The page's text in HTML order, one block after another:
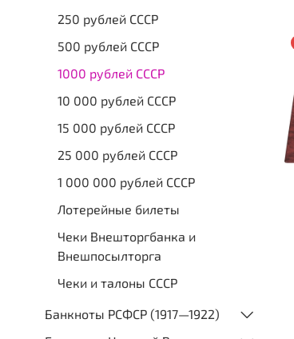
250 рублей СССР
500 рублей СССР
1000 рублей СССР
10 000 рублей СССР
15 000 рублей СССР
25 000 рублей СССР
1 000 000 рублей СССР
Лотерейные билеты
Чеки Внешторгбанка и
Внешпосылторга
Чеки и талоны СССР
Банкноты РСФСР (1917—1922)